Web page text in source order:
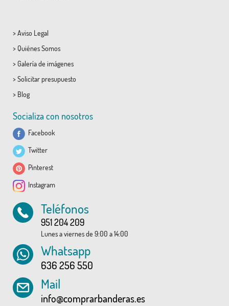
> Aviso Legal
> Quiénes Somos
> Galería de imágenes
> Solicitar presupuesto
> Blog
Socializa con nosotros
Facebook
Twitter
Pinterest
Instagram
Teléfonos
951 204 209
Lunes a viernes de 9:00 a 14:00
Whatsapp
636 256 550
Mail
info@comprarbanderas.es